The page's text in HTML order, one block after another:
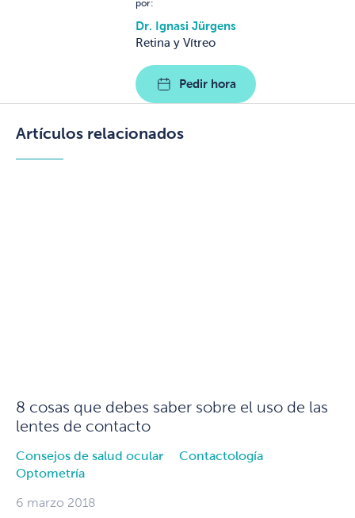
por:
Dr. Ignasi Jürgens
Retina y Vítreo
Pedir hora
Artículos relacionados
8 cosas que debes saber sobre el uso de las
lentes de contacto
Consejos de salud ocular
Contactología
Optometría
6 marzo 2018